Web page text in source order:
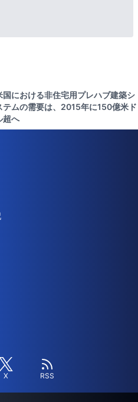
国における非住宅用プレハブ建築シ
テムの需要は、2015年に150億米ド
超へ
X RSS